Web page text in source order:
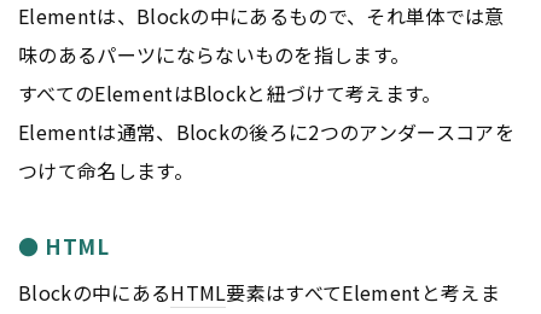
Elementは、Blockの中にあるもので、それ単体では意
味のあるパーツにならないものを指します。
すべてのElementはBlockと紐づけて考えます。
Elementは通常、Blockの後ろに2つのアンダースコアを
つけて命名します。
● HTML
Blockの中にあるHTML要素はすべてElementと考えま